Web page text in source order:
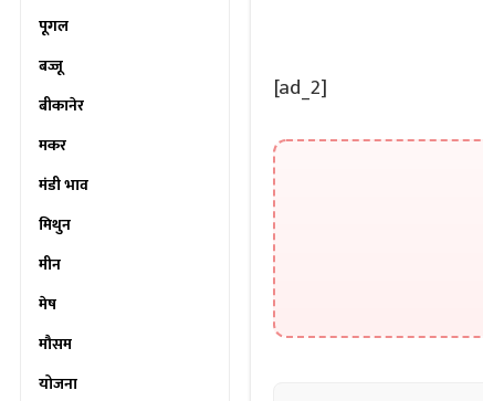
पूगल
बज्जू
बीकानेर
मकर
मंडी भाव
मिथुन
मीन
मेष
मौसम
योजना
[ad_2]